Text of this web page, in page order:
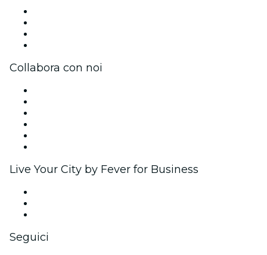
Collabora con noi
Live Your City by Fever for Business
Seguici